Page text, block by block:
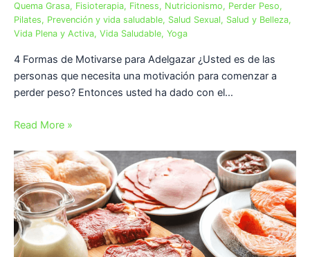
Quema Grasa, Fisioterapia, Fitness, Nutricionismo, Perder Peso,
Pilates, Prevención y vida saludable, Salud Sexual, Salud y Belleza,
Vida Plena y Activa, Vida Saludable, Yoga
4 Formas de Motivarse para Adelgazar ¿Usted es de las
personas que necesita una motivación para comenzar a
perder peso? Entonces usted ha dado con el…
Read More »